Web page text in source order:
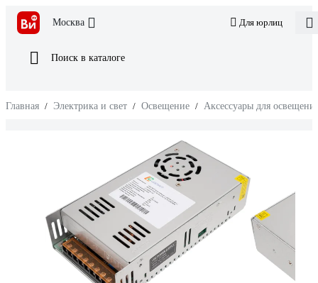
Москва Для юрлиц
Поиск в каталоге
Главная / Электрика и свет / Освещение / Аксессуары для